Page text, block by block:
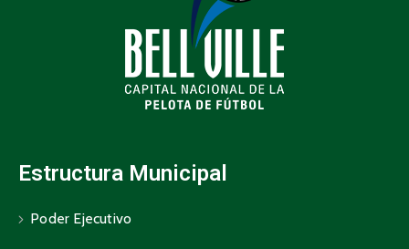
Estructura Municipal
Poder Ejecutivo